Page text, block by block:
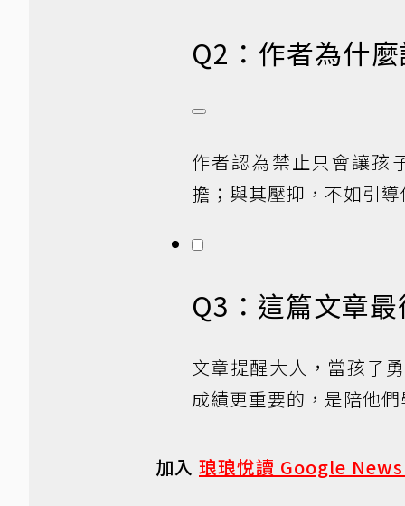
Q2：作者為什
作者認為禁止只會讓孩
擔；與其壓抑，不如引
Q3：這篇文章
文章提醒大人，當孩子
成績更重要的，是陪他
加入 琅琅悅讀 Google